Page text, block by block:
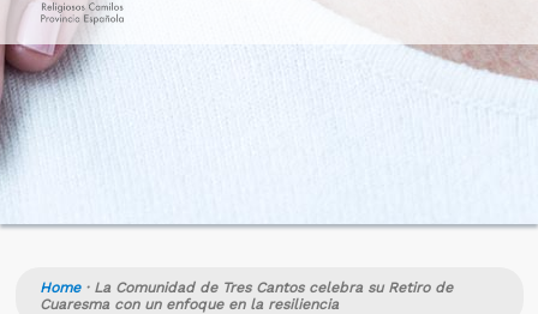
Home· La Comunidad de Tres Cantos celebra su Retiro de
Cuaresma con un enfoque en la resiliencia